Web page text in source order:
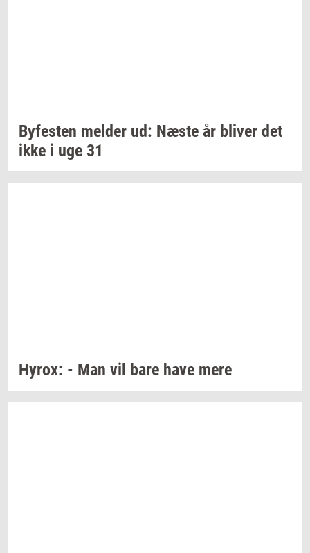
By­fe­sten mel­der ud: Næste år bli­ver det
ikke i uge 31
Hyrox: - Man vil bare have mere